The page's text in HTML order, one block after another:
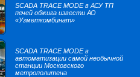
SCADA TRACE MODE в АСУ ТП
печей обжига извести АО
«Узметкомбинат»
SCADA TRACE MODE в
автоматизации самой необычной
станции Московского
метрополитена